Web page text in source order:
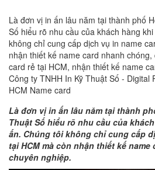
Là đơn vị in ấn lâu năm tại thành phố
Số hiểu rõ nhu cầu của khách hàng
không chỉ cung cấp dịch vụ in name
nhận thiết kế name card nhanh
card rẻ tại HCM, nhận thiết kế name
Công ty TNHH In Kỹ Thuật Số - Digital
HCM Name card
Là đơn vị in ấn lâu năm tại thành
Thuật Số hiểu rõ nhu cầu của
ấn. Chúng tôi không chỉ cung cấp
tại HCM mà còn nhận thiết kế
chuyên nghiệp.